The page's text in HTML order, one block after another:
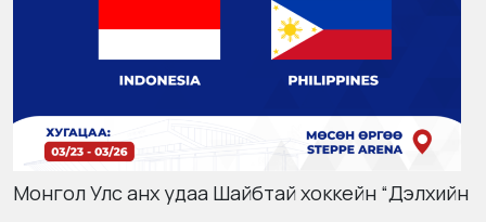
Монгол Улс анх удаа Шайбтай хоккейн “Дэлхийн